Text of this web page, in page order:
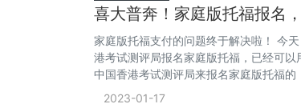
喜大普奔！家庭版托福报名
家庭版托福支付的问题终于解决啦！ 今
港考试测评局报名家庭版托福，已经可
中国香港考试测评局来报名家庭版托福
2023-01-17